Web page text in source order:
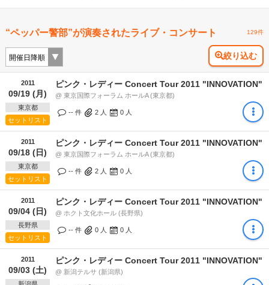
“ペッパー警部”が演奏されたライブ・コンサート 129件
絞り込む
2011
09/19 (月)
東京都
セットリスト
ピンク・レディー Concert Tour 2011 "INNOVATION"
@ 東京国際フォーラム ホールA (東京都)
-- 件 2 人 0 人
2011
09/18 (日)
東京都
セットリスト
ピンク・レディー Concert Tour 2011 "INNOVATION"
@ 東京国際フォーラム ホールA (東京都)
-- 件 2 人 0 人
2011
09/04 (日)
長野県
セットリスト
ピンク・レディー Concert Tour 2011 "INNOVATION"
@ ホクト文化ホール (長野県)
-- 件 0 人 0 人
2011
09/03 (土)
新潟県
ピンク・レディー Concert Tour 2011 "INNOVATION"
@ 新潟テルサ (新潟県)